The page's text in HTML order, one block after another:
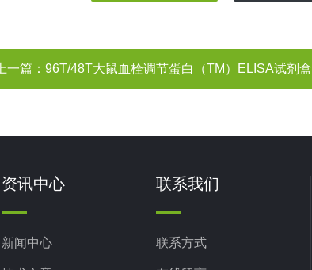
上一篇： 96T/48T大鼠血栓调节蛋白（TM）ELISA试剂盒
资讯中心
新闻中心
联系我们
联系方式